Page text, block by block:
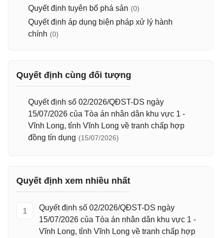
Quyết định tuyên bố phá sản (0)
Quyết định áp dụng biện pháp xử lý hành
chính (0)
Quyết định cùng đối tượng
Quyết định số 02/2026/QĐST-DS ngày
15/07/2026 của Tòa án nhân dân khu vực 1 -
Vĩnh Long, tỉnh Vĩnh Long về tranh chấp hợp
đồng tín dụng (15/07/2026)
Quyết định xem nhiều nhất
1
Quyết định số 02/2026/QĐST-DS ngày
15/07/2026 của Tòa án nhân dân khu vực 1 -
Vĩnh Long, tỉnh Vĩnh Long về tranh chấp hợp